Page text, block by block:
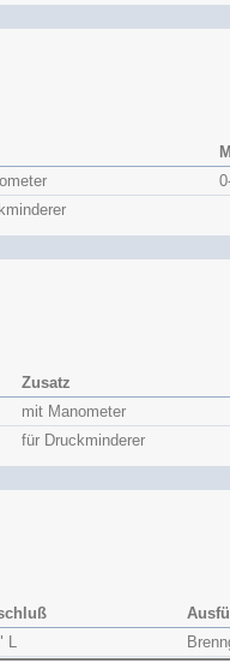
Zusatz
mit Manometer
für Druckminderer
L